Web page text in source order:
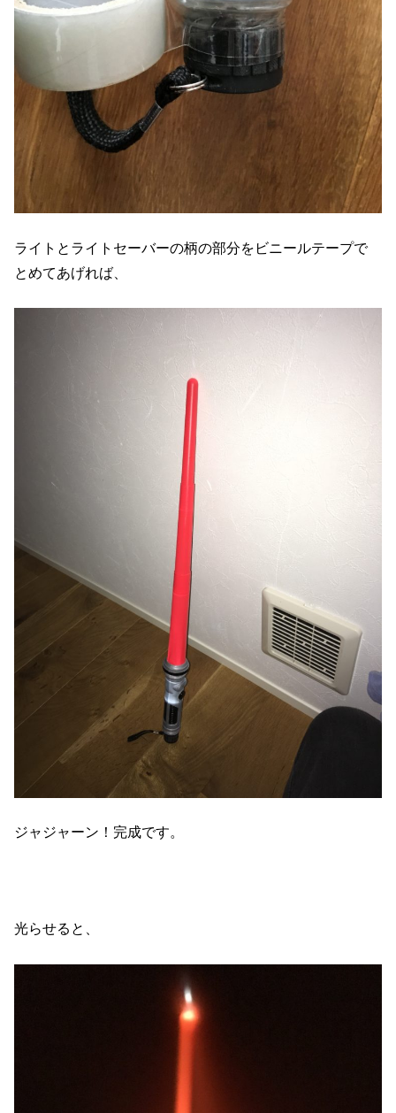
ライトとライトセーバーの柄の部分をビニールテープで
とめてあげれば、
ジャジャーン！完成です。
光らせると、